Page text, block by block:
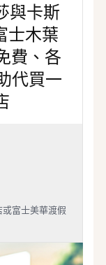
與卡斯
士木葉
費、各
代買一
或富士美華渡假